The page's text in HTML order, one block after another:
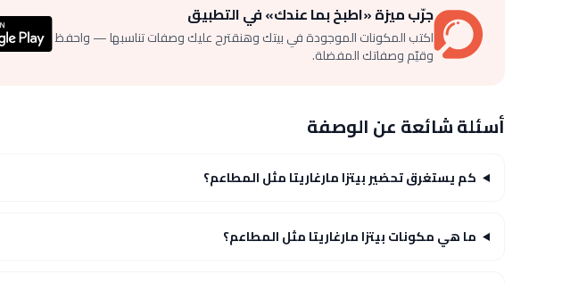
جرّب ميزة «اطبخ بما عندك» في التطبيق
اكتب المكونات الموجودة في بيتك وهنقترح عليك وصفات تناسبها — واحفظ
وقيّم وصفاتك المفضلة.
أسئلة شائعة عن الوصفة
كم يستغرق تحضير بيتزا مارغاريتا مثل المطاعم؟
ما هي مكونات بيتزا مارغاريتا مثل المطاعم؟